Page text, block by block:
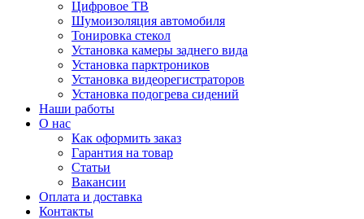
Цифровое ТВ
Шумоизоляция автомобиля
Тонировка стекол
Установка камеры заднего вида
Установка парктроников
Установка видеорегистраторов
Установка подогрева сидений
Наши работы
О нас
Как оформить заказ
Гарантия на товар
Статьи
Вакансии
Оплата и доставка
Контакты